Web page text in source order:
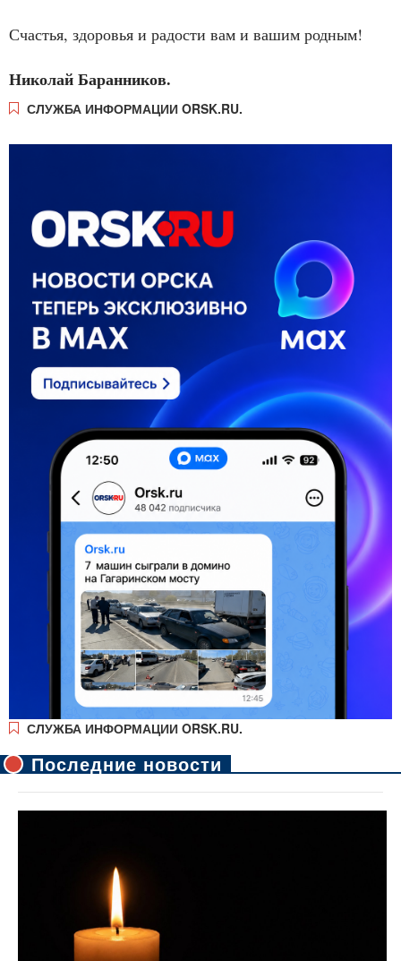
Счастья, здоровья и радости вам и вашим родным!
Николай Баранников.
СЛУЖБА ИНФОРМАЦИИ ORSK.RU.
СЛУЖБА ИНФОРМАЦИИ ORSK.RU.
Последние новости